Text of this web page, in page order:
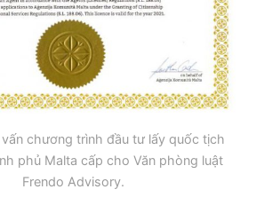
chương trình đầu tư lấy quốc tịch
phủ Malta cấp cho Văn phòng luật
Frendo Advisory.